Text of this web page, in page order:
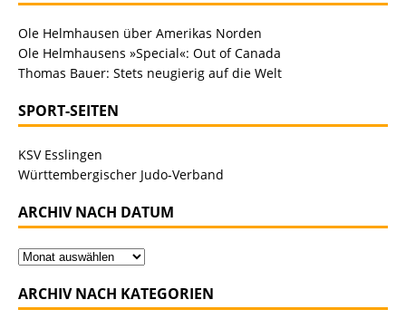
Ole Helmhausen über Amerikas Norden
Ole Helmhausens »Special«: Out of Canada
Thomas Bauer: Stets neugierig auf die Welt
SPORT-SEITEN
KSV Esslingen
Württembergischer Judo-Verband
ARCHIV NACH DATUM
ARCHIV NACH KATEGORIEN